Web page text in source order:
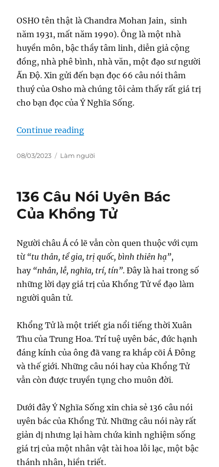
OSHO tên thật là Chandra Mohan Jain, sinh
năm 1931, mất năm 1990). Ông là một nhà
huyền môn, bậc thầy tâm linh, diễn giả cộng
đồng, nhà phê bình, nhà văn, một đạo sư người
Ấn Độ. Xin gửi đến bạn đọc 66 câu nói thâm
thuý của Osho mà chúng tôi cảm thấy rất giá trị
cho bạn đọc của Ý Nghĩa Sống.
Continue reading“66 Câu Nói Thâm Thúy Của Bậc
Posted
08/03/2023 Categories
Làm người
136 Câu Nói Uyên Bác
Của Khổng Tử
Người châu Á có lẽ vẫn còn quen thuộc với cụm
từ “tu thân, tề gia, trị quốc, bình thiên hạ”,
hay “nhân, lễ, nghĩa, trí, tín”. Đây là hai trong số
những lời dạy giá trị của Khổng Tử về đạo làm
người quân tử.
Khổng Tử là một triết gia nổi tiếng thời Xuân
Thu của Trung Hoa. Trí tuệ uyên bác, đức hạnh
đáng kính của ông đã vang ra khắp cõi Á Đông
và thế giới. Những câu nói hay của Khổng Tử
vẫn còn được truyền tụng cho muôn đời.
Dưới đây Ý Nghĩa Sống xin chia sẻ 136 câu nói
uyên bác của Khổng Tử. Những câu nói này rất
giản dị nhưng lại hàm chứa kinh nghiệm sống
giá trị của một nhân vật tài hoa lỗi lạc, một bậc
thánh nhân, hiền triết.